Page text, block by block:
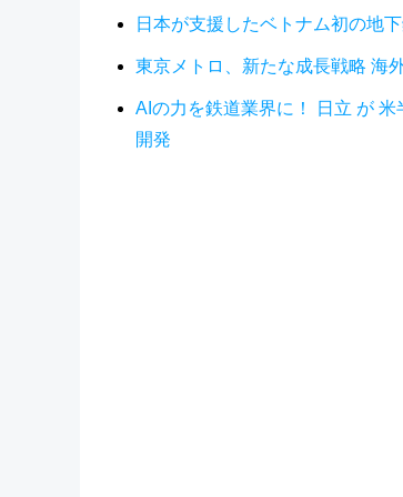
日本が支援したベトナム初の地
東京メトロ、新たな成長戦略 海
AIの力を鉄道業界に！ 日立 が
開発